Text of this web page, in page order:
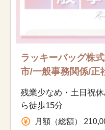
人材をお探しの医療機関・
運営会社
ラッキーバッグ株
市/一般事務関係/正
残業少なめ・土日祝
ら徒歩15分
月額（総額）